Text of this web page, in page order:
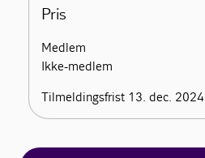
Pris
Medlem
Ikke-medlem
Tilmeldingsfrist 13. dec.